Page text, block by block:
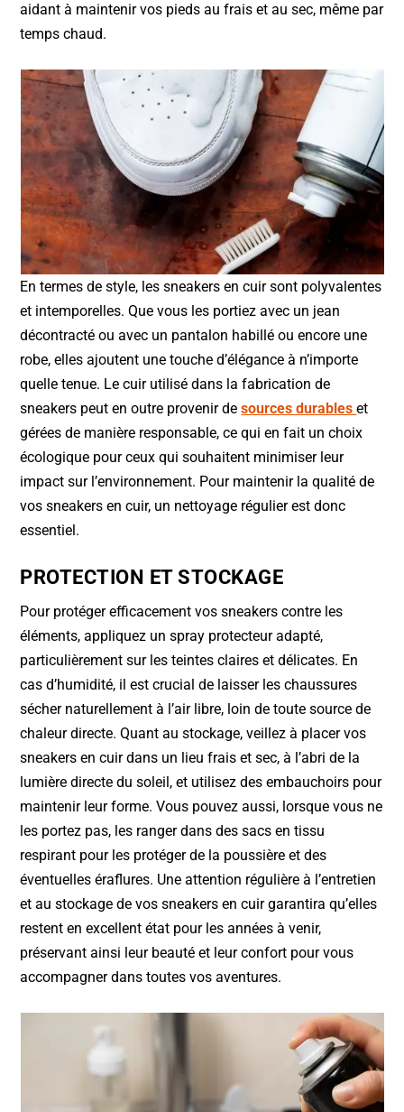
aidant à maintenir vos pieds au frais et au sec, même par
temps chaud.
En termes de style, les sneakers en cuir sont polyvalentes
et intemporelles. Que vous les portiez avec un jean
décontracté ou avec un pantalon habillé ou encore une
robe, elles ajoutent une touche d’élégance à n’importe
quelle tenue. Le cuir utilisé dans la fabrication de
sneakers peut en outre provenir desources durableset
gérées de manière responsable, ce qui en fait un choix
écologique pour ceux qui souhaitent minimiser leur
impact sur l’environnement. Pour maintenir la qualité de
vos sneakers en cuir, un nettoyage régulier est donc
essentiel.
PROTECTION ET STOCKAGE
Pour protéger efficacement vos sneakers contre les
éléments, appliquez un spray protecteur adapté,
particulièrement sur les teintes claires et délicates. En
cas d’humidité, il est crucial de laisser les chaussures
sécher naturellement à l’air libre, loin de toute source de
chaleur directe. Quant au stockage, veillez à placer vos
sneakers en cuir dans un lieu frais et sec, à l’abri de la
lumière directe du soleil, et utilisez des embauchoirs pour
maintenir leur forme. Vous pouvez aussi, lorsque vous ne
les portez pas, les ranger dans des sacs en tissu
respirant pour les protéger de la poussière et des
éventuelles éraflures. Une attention régulière à l’entretien
et au stockage de vos sneakers en cuir garantira qu’elles
restent en excellent état pour les années à venir,
préservant ainsi leur beauté et leur confort pour vous
accompagner dans toutes vos aventures.